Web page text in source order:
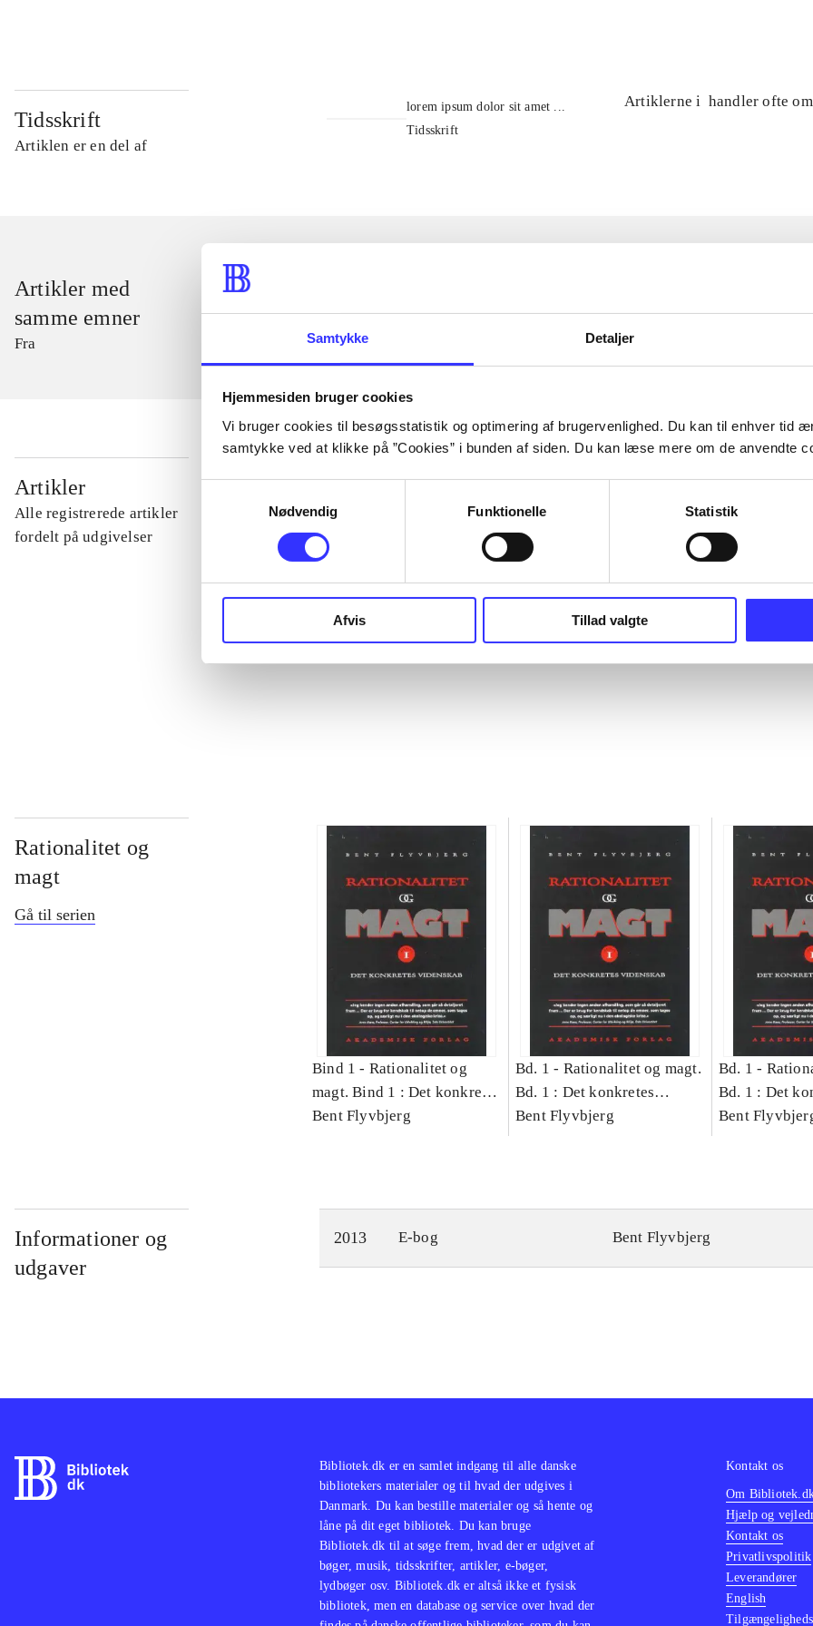
Samtykke Detaljer
Hjemmesiden bruger cookies
Vi bruger cookies til besøgsstatistik og optimering af brugervenlighed. Du kan til enhver tid
samtykke ved at klikke på ”Cookies” i bunden af siden. Du kan læse mere om de anvendte
Nødvendig
Funktionelle Statistik
Afvis Tillad valgte
Tidsskrift
Artiklen er en del af
lorem ipsum dolor sit amet ...
Tidsskrift
Artiklerne i handler ofte om
Artikler med
samme emner
Fra
Artikler
Alle registrerede artikler
fordelt på udgivelser
...
Rationalitet og
magt
Gå til serien
Bind 1 - Rationalitet og
magt. Bind 1 : Det konkretes
videnskab
Bent Flyvbjerg
Bd. 1 - Rationalitet og magt.
Bd. 1 : Det konkretes
videnskab
Bent Flyvbjerg
Bd. 1 -
Bd. 1 : Det
videnskab
Bent
Informationer og
udgaver
2013 E-bog Bent Flyvbjerg
Bibliotek.dk er en samlet indgang til alle danske
bibliotekers materialer og til hvad der udgives i
Danmark. Du kan bestille materialer og så hente og
låne på dit eget bibliotek. Du kan bruge
Bibliotek.dk til at søge frem, hvad der er udgivet af
bøger, musik, tidsskrifter, artikler, e-bøger,
lydbøger osv. Bibliotek.dk er altså ikke et fysisk
bibliotek, men en database og service over hvad der
Kontakt os
Om
Hjælp og
Kontakt os
Privatlivspolitik
Leverandører
English